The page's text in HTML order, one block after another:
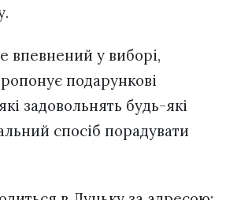
впевнений у виборі,
подарункові
задовольнять будь-які
спосіб порадувати